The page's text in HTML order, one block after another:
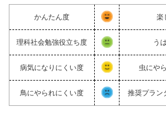
かんたん度 楽
理科社会勉強役立ち度 う
病気になりにくい度 虫にや
鳥にやられにくい度 推奨プラン